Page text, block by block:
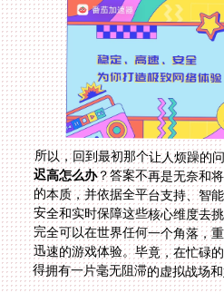
所以，回到最初那个让人烦躁的
迟高怎么办？答案不再是无奈和
的本质，并依据全平台支
安全和实时保障这些核心
完全可以在世界任何一个
迅速的游戏体验。毕竟，
得拥有一片毫无阻滞的虚拟战场